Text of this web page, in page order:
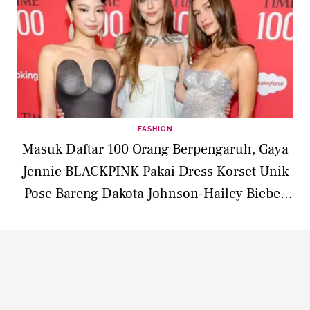
FASHION
Masuk Daftar 100 Orang Berpengaruh, Gaya
Jennie BLACKPINK Pakai Dress Korset Unik
Pose Bareng Dakota Johnson-Hailey Bieber